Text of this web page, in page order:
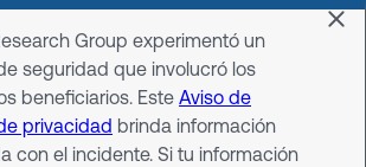
Group experimentó un
seguridad que involucró los
beneficiarios. Este Aviso de
privacidad brinda información
con el incidente. Si tu información